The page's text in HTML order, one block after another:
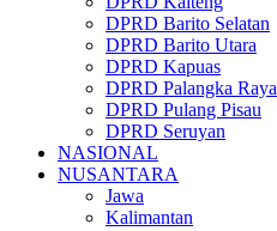
DPRD Barito Selatan
DPRD Barito Utara
DPRD Kapuas
DPRD Palangka Raya
DPRD Pulang Pisau
DPRD Seruyan
NASIONAL
NUSANTARA
Jawa
Kalimantan